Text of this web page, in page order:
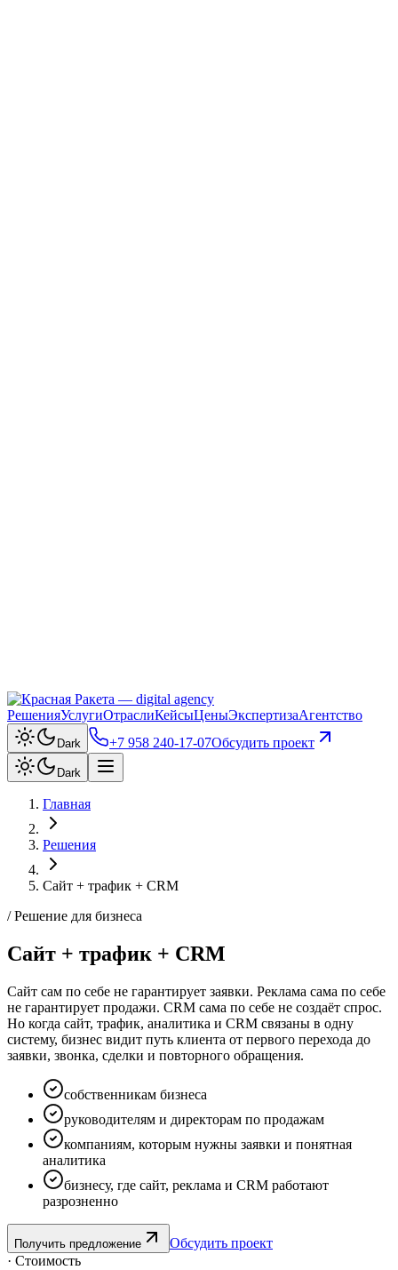
РешенияУслугиОтраслиКейсыЦеныЭкспертизаАгентство
Dark +7 958 240‑17‑07Обсудить проект
Dark
Главная
Решения
Сайт + трафик + CRM
/ Решение для бизнеса
Сайт + трафик + CRM
Сайт сам по себе не гарантирует заявки. Реклама сама по себе
не гарантирует продажи. CRM сама по себе не создаёт спрос.
Но когда сайт, трафик, аналитика и CRM связаны в одну
систему, бизнес видит путь клиента от первого перехода до
заявки, звонка, сделки и повторного обращения.
собственникам бизнеса
руководителям и директорам по продажам
компаниям, которым нужны заявки и понятная
аналитика
бизнесу, где сайт, реклама и CRM работают
разрозненно
Получить предложение
Обсудить проект
· Стоимость